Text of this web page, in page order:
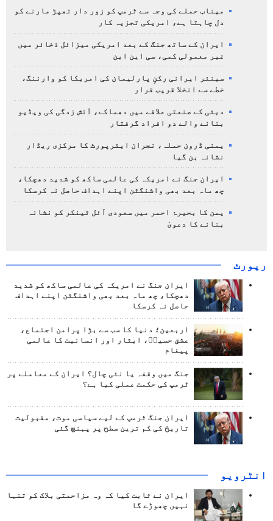
میناب حملے کی وجہ سے ٹرمپ کو زور دار تھپڑ مارنے کو
دل چاہتا ہے، امریکی تجزیہ کار
ایران کے ساتھ جنگ کے بعد امریکی میزائل ذخائر میں
غیر معمولی کمی، سی این این
سینئر ایرانی رکنِ پارلیمان کی امریکا کو وارننگ،
خطے سے انخلا قریب قرار
دبئی کے صنعتی علاقے میں دھماکے، آتش زدگی کی ویڈیو
بنانے والے دو افراد گرفتار
یمنی ڈرون حملہ، نجران ایئرپورٹ کا مرکزی ریڈار
نشانہ بن گیا
ایران جنگ نے امریکہ کی عالمی ساکھ کو شدید دھچکا،
چھ ماہ بعد بھی واشنگٹن اپنے اہداف حاصل نہ کرسکا
یمن کا بحیرۂ احمر میں سعودی آئل ٹینکر کو نشانہ
بنانے کا دعویٰ
رپورٹ
ایران جنگ نے امریکہ کی عالمی ساکھ کو شدید
دھچکا، چھ ماہ بعد بھی واشنگٹن اپنے اہداف
حاصل نہ کرسکا
اربعین؛ دنیا کا سب سے بڑا پرامن اجتماع،
عشق حسینؑ، ایثار اور انسانیت کا عالمی
پیغام
جنگ میں وقفہ یا نئی چال؟ ایران کے معاملے پر
ٹرمپ کی حکمت عملی کیا ہے؟
ایران جنگ ٹرمپ کے لیے سیاسی موت، مقبولیت
تاریخ کی کم ترین سطح پر پہنچ گئی
انٹرويو
ایران نے ثابت کیا کہ وہ مزاحمتی بلاک کو تنہا
نہیں چھوڑے گا